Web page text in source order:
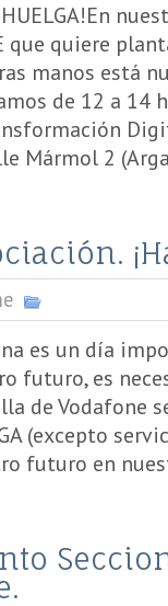
HUELGA!En
que quiere
manos está
de 12 a 14
Mármol 2
es un día
futuro, es
de Vodafone
(excepto
futuro en